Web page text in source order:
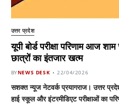
उत्तर प्रदेश
यूपी बोर्ड परीक्षा परिणाम आज
छात्रों का इंतजार खत्म
BYNEWS DESK 22/04/2026
सशक्त न्यूज नेटवर्क प्रयागराज। उत्तर प्रदेश
हाई स्कूल और इंटरमीडिएट परीक्षाओं का